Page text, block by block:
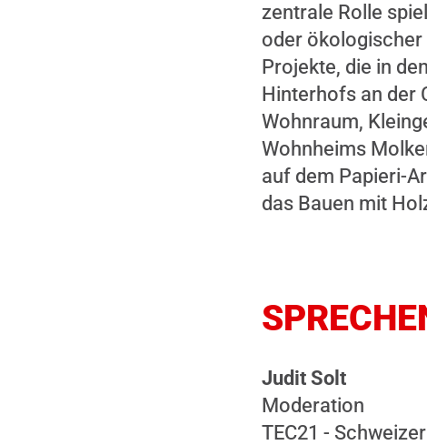
zentrale Rolle
oder
Projekte, die in
Hinterhofs an der
Wohnraum,
Wohnheims
auf dem Papieri-
das Bauen mit
Judit Solt
Moderation
TEC21 -